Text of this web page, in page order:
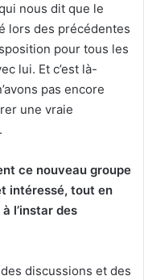
nous dit que le
lors des précédentes
pour tous les
lui. Et c’est là-
pas encore
une vraie
ce nouveau groupe
intéressé, tout en
l’instar des
des discussions et des